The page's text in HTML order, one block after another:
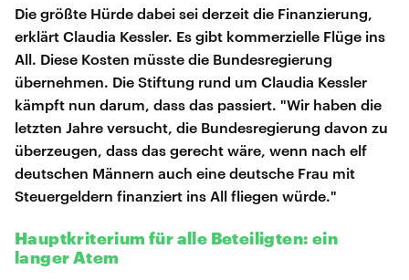
Die größte Hürde dabei sei derzeit die Finanzierung,
erklärt Claudia Kessler. Es gibt kommerzielle Flüge ins
All. Diese Kosten müsste die Bundesregierung
übernehmen. Die Stiftung rund um Claudia Kessler
kämpft nun darum, dass das passiert. "Wir haben die
letzten Jahre versucht, die Bundesregierung davon zu
überzeugen, dass das gerecht wäre, wenn nach elf
deutschen Männern auch eine deutsche Frau mit
Steuergeldern finanziert ins All fliegen würde."
Hauptkriterium für alle Beteiligten: ein
langer Atem